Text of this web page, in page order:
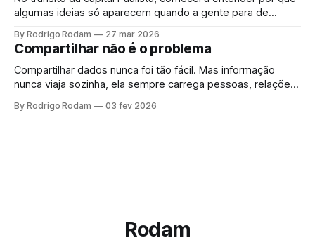
algumas ideias só aparecem quando a gente para de
By Rodrigo Rodam 27 mar 2026
Compartilhar não é o problema
Compartilhar dados nunca foi tão fácil. Mas informação
nunca viaja sozinha, ela sempre carrega pessoas, relações
ilusão de que dados anonimizados impedem inferência
By Rodrigo Rodam 03 fev 2026
Rodam